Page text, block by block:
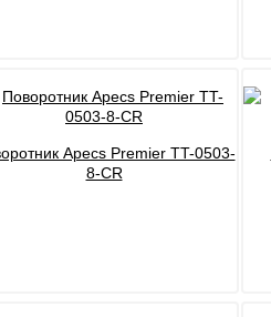
Apecs Premier TT-0503-
8-CR